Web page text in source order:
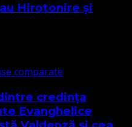
Hirotonire și
comparate
credința
Evanghelice